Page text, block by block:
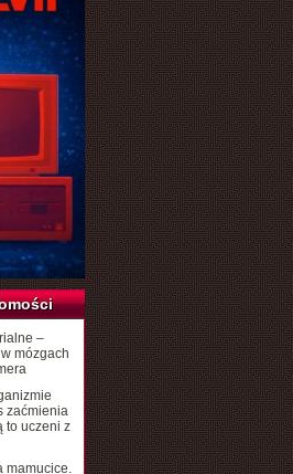
–
mózgach
zaćmienia
to uczeni z
mamucice.